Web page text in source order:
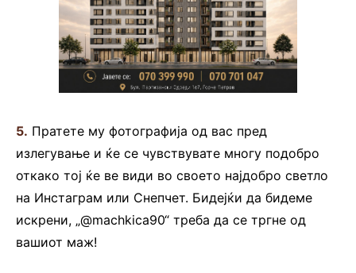
5. Пратете му фотографија од вас пред
излегување и ќе се чувствувате многу подобро
откако тој ќе ве види во своето најдобро светло
на Инстаграм или Снепчет. Бидејќи да бидеме
искрени, „@machkica90“ треба да се тргне од
вашиот маж!